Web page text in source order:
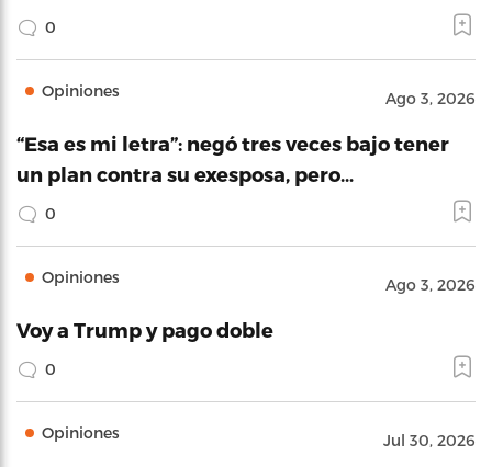
0
Opiniones Ago 3, 2026
“Esa es mi letra”: negó tres veces bajo tener
un plan contra su exesposa, pero…
0
Opiniones Ago 3, 2026
Voy a Trump y pago doble
0
Opiniones Jul 30, 2026